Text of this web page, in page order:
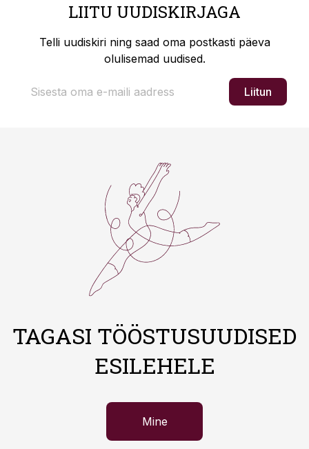
LIITU UUDISKIRJAGA
Telli uudiskiri ning saad oma postkasti päeva
olulisemad uudised.
Liitun
TAGASI TÖÖSTUSUUDISED
ESILEHELE
Mine